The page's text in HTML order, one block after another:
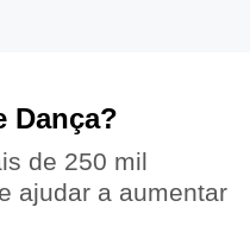
Dança?
de 250 mil
ajudar a aumentar